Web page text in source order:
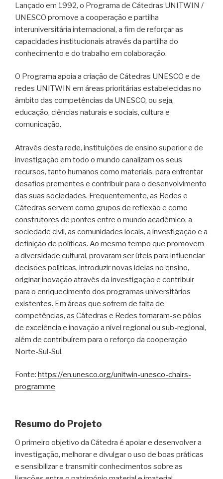
Lançado em 1992, o Programa de Cátedras UNITWIN /
UNESCO promove a cooperação e partilha
interuniversitária internacional, a fim de reforçar as
capacidades institucionais através da partilha do
conhecimento e do trabalho em colaboração.
O Programa apoia a criação de Cátedras UNESCO e de
redes UNITWIN em áreas prioritárias estabelecidas no
âmbito das competências da UNESCO, ou seja,
educação, ciências naturais e sociais, cultura e
comunicação.
Através desta rede, instituições de ensino superior e de
investigação em todo o mundo canalizam os seus
recursos, tanto humanos como materiais, para enfrentar
desafios prementes e contribuir para o desenvolvimento
das suas sociedades. Frequentemente, as Redes e
Cátedras servem como grupos de reflexão e como
construtores de pontes entre o mundo académico, a
sociedade civil, as comunidades locais, a investigação e a
definição de políticas. Ao mesmo tempo que promovem
a diversidade cultural, provaram ser úteis para influenciar
decisões políticas, introduzir novas ideias no ensino,
originar inovação através da investigação e contribuir
para o enriquecimento dos programas universitários
existentes. Em áreas que sofrem de falta de
competências, as Cátedras e Redes tornaram-se pólos
de excelência e inovação a nível regional ou sub-regional,
além de contribuírem para o reforço da cooperação
Norte-Sul-Sul.
Fonte: https://en.unesco.org/unitwin-unesco-chairs-
programme
Resumo do Projeto
O primeiro objetivo da Cátedra é apoiar e desenvolver a
investigação, melhorar e divulgar o uso de boas práticas
e sensibilizar e transmitir conhecimentos sobre as